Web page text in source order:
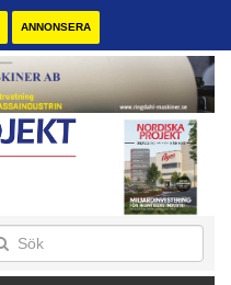
ANNONSERA